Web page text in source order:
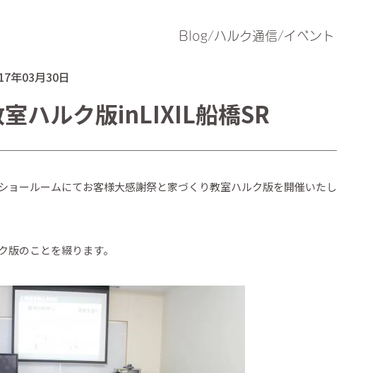
Blog/ハルク通信/イベント
年03月30日
ハルク版inLIXIL船橋SR
ョールームにてお客様大感謝祭と家づくり教室ハルク版を開催いたし
版のことを綴ります。